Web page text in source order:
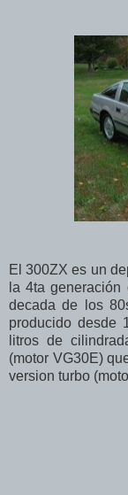
El 300ZX es un
la 4ta
decada de los
producido desde
litros de
(motor VG30E)
version turbo